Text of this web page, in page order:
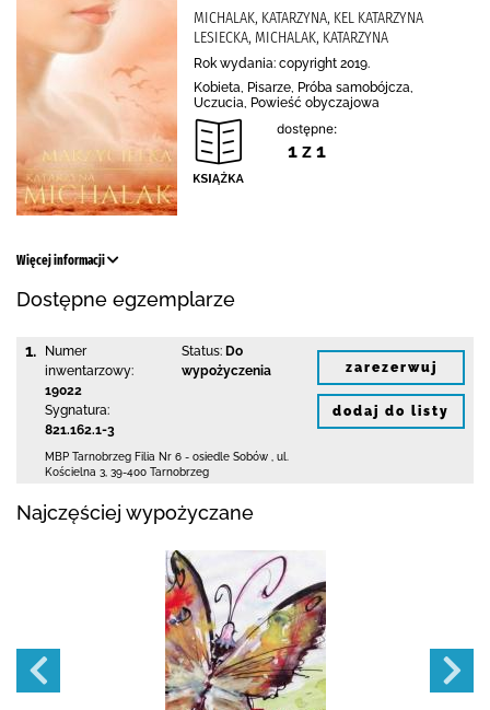
MICHALAK, KATARZYNA, KEL KATARZYNA
LESIECKA, MICHALAK, KATARZYNA
Rok wydania: copyright 2019.
Kobieta, Pisarze, Próba samobójcza,
Uczucia, Powieść obyczajowa
dostępne:
1 z 1
Więcej informacji
Dostępne egzemplarze
1.
Numer
inwentarzowy:
19022
Sygnatura:
821.162.1-3
Status: Do
wypożyczenia
MBP Tarnobrzeg Filia Nr 6 - osiedle Sobów
ul.
Kościelna 3 39-400 Tarnobrzeg
zarezerwuj
dodaj do listy
Najczęściej wypożyczane